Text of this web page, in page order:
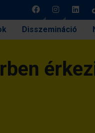
Disszemináció